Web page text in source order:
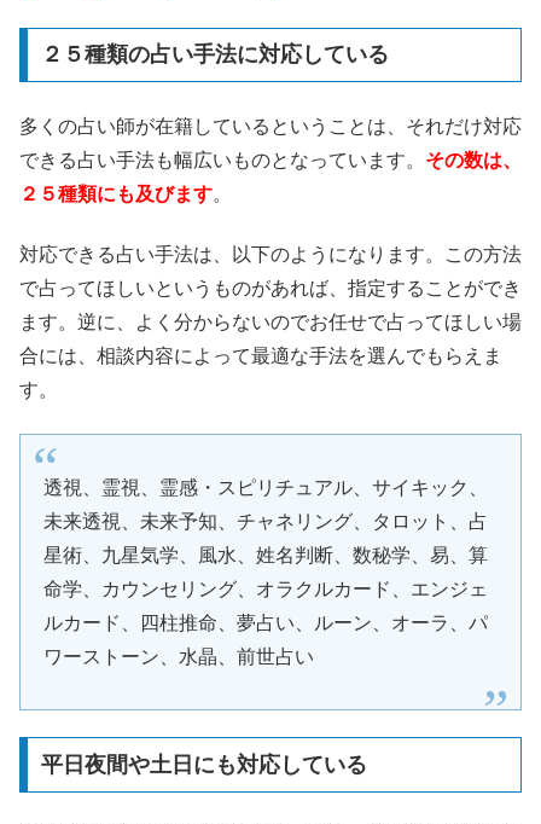
２５種類の占い手法に対応している
多くの占い師が在籍しているということは、それだけ対応
できる占い手法も幅広いものとなっています。 その数は、
２５種類にも及びます。
対応できる占い手法は、以下のようになります。この方法
で占ってほしいというものがあれば、指定することができ
ます。逆に、よく分からないのでお任せで占ってほしい場
合には、相談内容によって最適な手法を選んでもらえま
す。
透視、霊視、霊感・スピリチュアル、サイキック、
未来透視、未来予知、チャネリング、タロット、占
星術、九星気学、風水、姓名判断、数秘学、易、算
命学、カウンセリング、オラクルカード、エンジェ
ルカード、四柱推命、夢占い、ルーン、オーラ、パ
ワーストーン、水晶、前世占い
平日夜間や土日にも対応している